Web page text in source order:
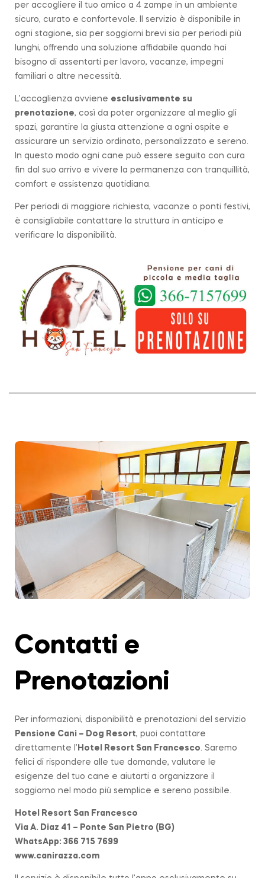
per accogliere il tuo amico a 4 zampe in un ambiente
sicuro, curato e confortevole. Il servizio è disponibile in
ogni stagione, sia per soggiorni brevi sia per periodi più
lunghi, offrendo una soluzione affidabile quando hai
bisogno di assentarti per lavoro, vacanze, impegni
familiari o altre necessità.
L’accoglienza avviene esclusivamente su
prenotazione, così da poter organizzare al meglio gli
spazi, garantire la giusta attenzione a ogni ospite e
assicurare un servizio ordinato, personalizzato e sereno.
In questo modo ogni cane può essere seguito con cura
fin dal suo arrivo e vivere la permanenza con tranquillità,
comfort e assistenza quotidiana.
Per periodi di maggiore richiesta, vacanze o ponti festivi,
è consigliabile contattare la struttura in anticipo e
verificare la disponibilità.
Contatti e
Prenotazioni
Per informazioni, disponibilità e prenotazioni del servizio
Pensione Cani – Dog Resort, puoi contattare
direttamente l’ Hotel Resort San Francesco . Saremo
felici di rispondere alle tue domande, valutare le
esigenze del tuo cane e aiutarti a organizzare il
soggiorno nel modo più semplice e sereno possibile.
Hotel Resort San Francesco
Via A. Diaz 41 – Ponte San Pietro (BG)
WhatsApp: 366 715 7699
www.canirazza.com